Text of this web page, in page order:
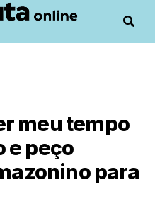
meu tempo
e peço
para